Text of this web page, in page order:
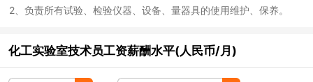
2、负责所有试验、检验仪器、设备、量器具的使用维护、保养。
化工实验室技术员工资薪酬水平(人民币/月)